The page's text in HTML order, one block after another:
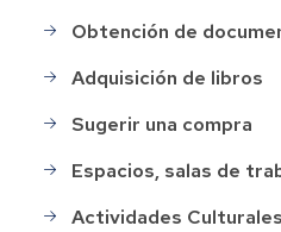
Obtención de
Adquisición de libros
Sugerir una compra
Espacios, salas de
Actividades Culturales